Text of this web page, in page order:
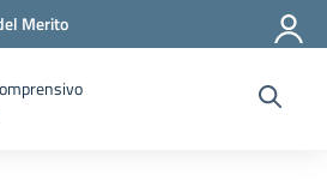
Merito